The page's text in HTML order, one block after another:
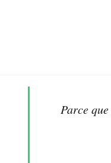
Parce que